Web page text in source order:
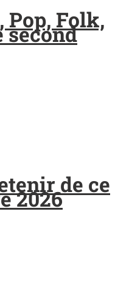
Pop, Folk,
second
de ce
2026